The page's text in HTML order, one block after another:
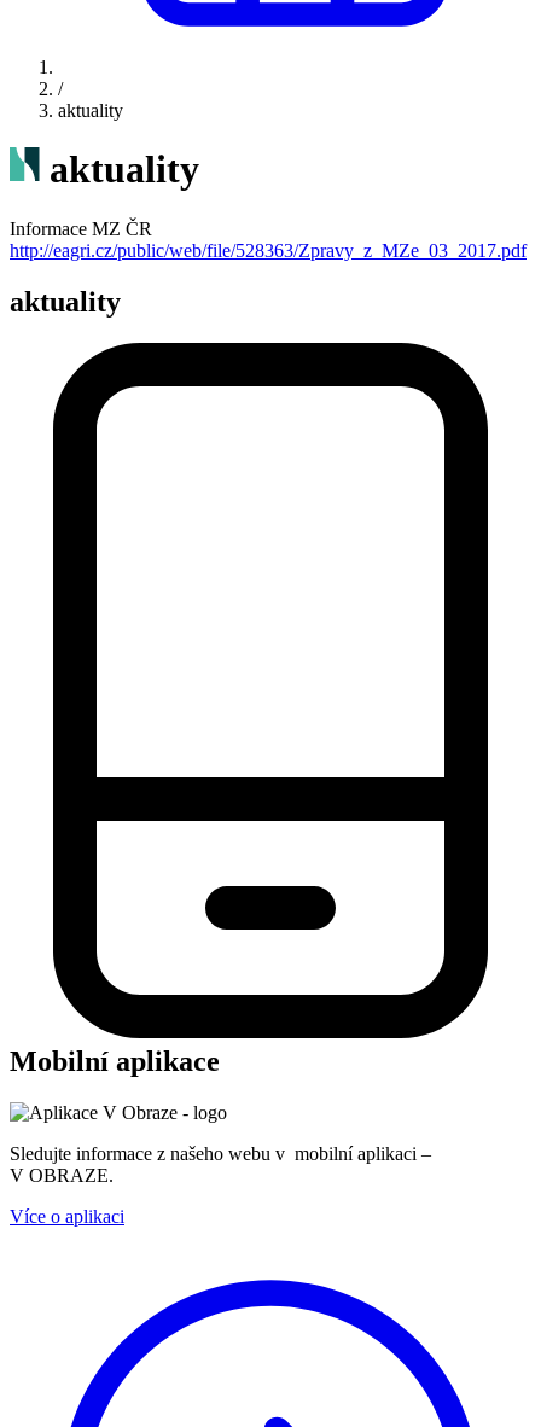
/
aktuality
aktuality
Informace MZ ČR
http://eagri.cz/public/web/file/528363/Zpravy_z_MZe_03_2017.pdf
aktuality
Mobilní aplikace
Sledujte informace z našeho webu v mobilní aplikaci –
V OBRAZE.
Více o aplikaci